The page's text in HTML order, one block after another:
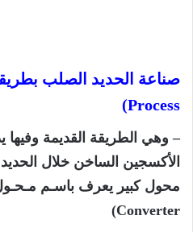
صناعة الحديد الصلب
Process)
– وهي الطريقة القديمة وفيها
الأكسجين الساخن خلال
محول كبير يعرف باسـم
Converter)